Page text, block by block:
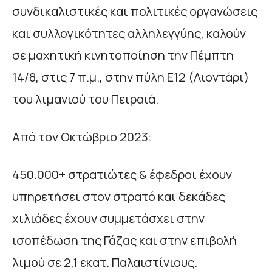
συνδικαλιστικές και πολιτικές οργανώσεις
και συλλογικότητες αλληλεγγύης, καλούν
σε μαχητική κινητοποίηση την Πέμπτη
14/8, στις 7 π.μ., στην πύλη Ε12 (Λιοντάρι)
του λιμανιού του Πειραιά.
Από τον Οκτώβριο 2023:
450.000+ στρατιώτες & έφεδροι έχουν
υπηρετήσει στον στρατό και δεκάδες
χιλιάδες έχουν συμμετάσχει στην
ισοπέδωση της Γάζας και στην επιβολή
λιμού σε 2,1 εκατ. Παλαιστίνιους.